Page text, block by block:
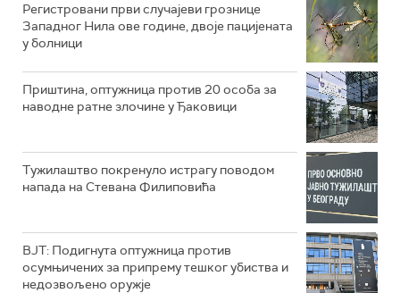
Регистровани први случајеви грознице
Западног Нила ове године, двоје пацијената
у болници
Приштина, оптужница против 20 особа за
наводне ратне злочине у Ђаковици
Тужилаштво покренуло истрагу поводом
напада на Стевана Филиповића
ВЈТ: Подигнута оптужница против
осумњичених за припрему тешког убиства и
недозвољено оружје